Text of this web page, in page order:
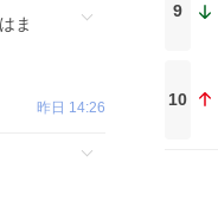
ま
昨日 14:26
9
10